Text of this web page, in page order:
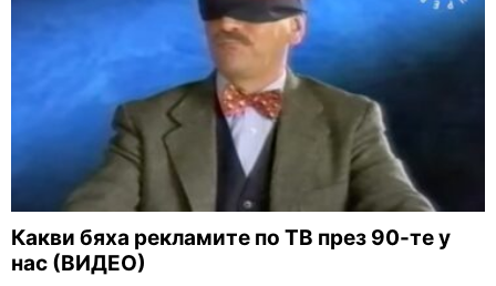
Какви бяха рекламите по ТВ през 90-те у
нас (ВИДЕО)